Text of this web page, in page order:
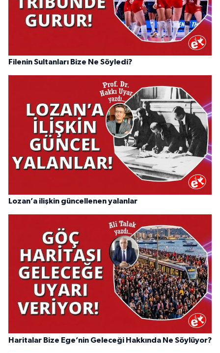
Filenin Sultanları Bize Ne Söyledi?
Lozan’a ilişkin güncellenen yalanlar
Haritalar Bize Ege’nin Geleceği Hakkında Ne Söylüyor?